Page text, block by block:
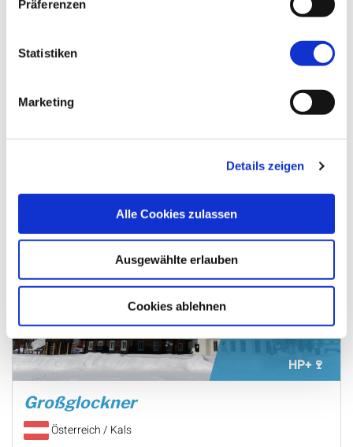
Präferenzen
Statistiken
Marketing
Details zeigen
Alle Cookies zulassen
Ausgewählte erlauben
Cookies ablehnen
HP+🍷
Österreich / Fügen
HP+🍷
Großglockner
Österreich / Kals